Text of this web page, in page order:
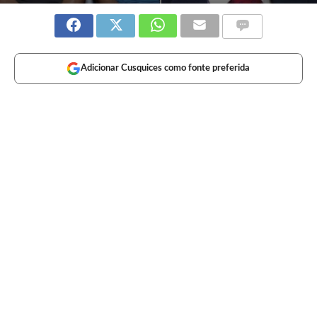
Adicionar Cusquices como fonte preferida